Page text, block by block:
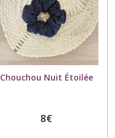
Chouchou Nuit Étoilée
8€